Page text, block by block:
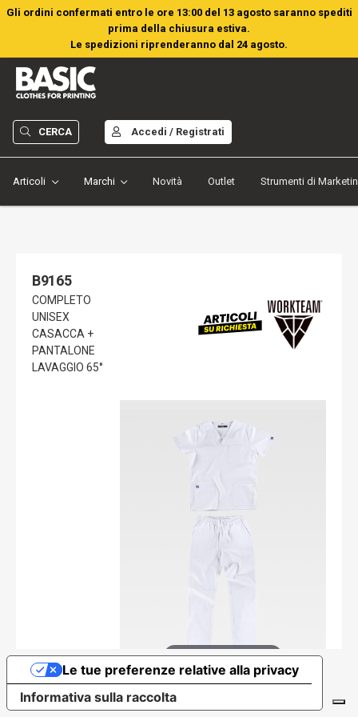
Gli ordini confermati entro le ore 13:00 del 13 agosto saranno spediti
prima della chiusura estiva.
Le spedizioni riprenderanno dal 24 agosto.
Articoli Marchi Novità Outlet Strumenti di
CERCA Accedi / Registrati
B9165
COMPLETO
UNISEX
CASACCA +
PANTALONE
LAVAGGIO 65°
Tap or pinch to expand
Informativa sulla raccolta
Le tue preferenze relative alla privacy